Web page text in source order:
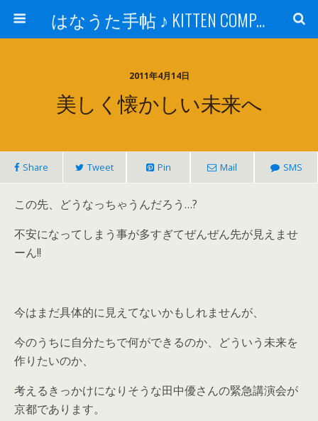
はなうた手帖 ♪ KITTEN COMPANY
2011年4月14日
美しく懐かしい未来へ
Share Tweet Pin Mail SMS
この先、どうなっちゃうんだろう…?
不安になってしまう事が多すぎてぜんぜん先が見えませ
ーん!!
今はまだ具体的に見えてないかもしれませんが、
今のうちに自分たちで何ができるのか、どういう未来を
作りたいのか、
考えるきっかけになりそうな田中優さんの緊急講演会が
京都であります。